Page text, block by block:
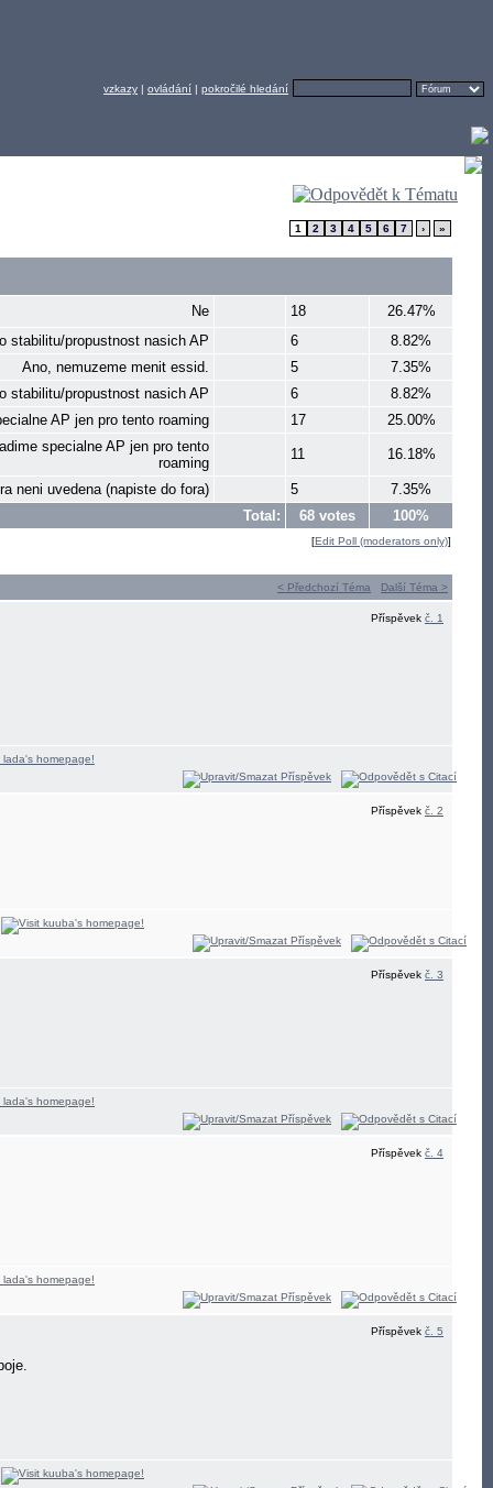
vzkazy | ovládání | pokročilé hledání
1 2 3 4 5 6 7 › »
Ne 18
26.47%
stabilitu/propustnost nasich AP
6
8.82%
Ano, nemuzeme menit essid.
5
7.35%
stabilitu/propustnost nasich AP
6
8.82%
AP jen pro tento roaming
17
25.00%
specialne AP jen pro tento
roaming
11 16.18%
neni uvedena (napiste do fora) 5
7.35%
Total:
68 votes 100%
[Edit Poll (moderators only)]
< Předchozí Téma Další Téma >
Příspěvek č. 1
Příspěvek č. 2
Příspěvek č. 3
Příspěvek č. 4
Příspěvek č. 5